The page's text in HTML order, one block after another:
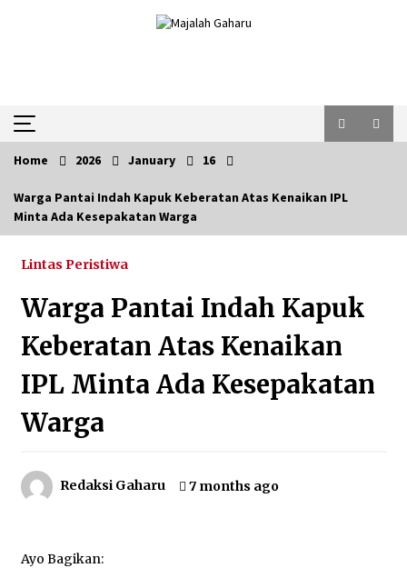
Home 2026 January 16
Warga Pantai Indah Kapuk Keberatan Atas Kenaikan IPL
Minta Ada Kesepakatan Warga
Lintas Peristiwa
Warga Pantai Indah Kapuk
Keberatan Atas Kenaikan
IPL Minta Ada Kesepakatan
Warga
Redaksi Gaharu 7 months ago
Ayo Bagikan: